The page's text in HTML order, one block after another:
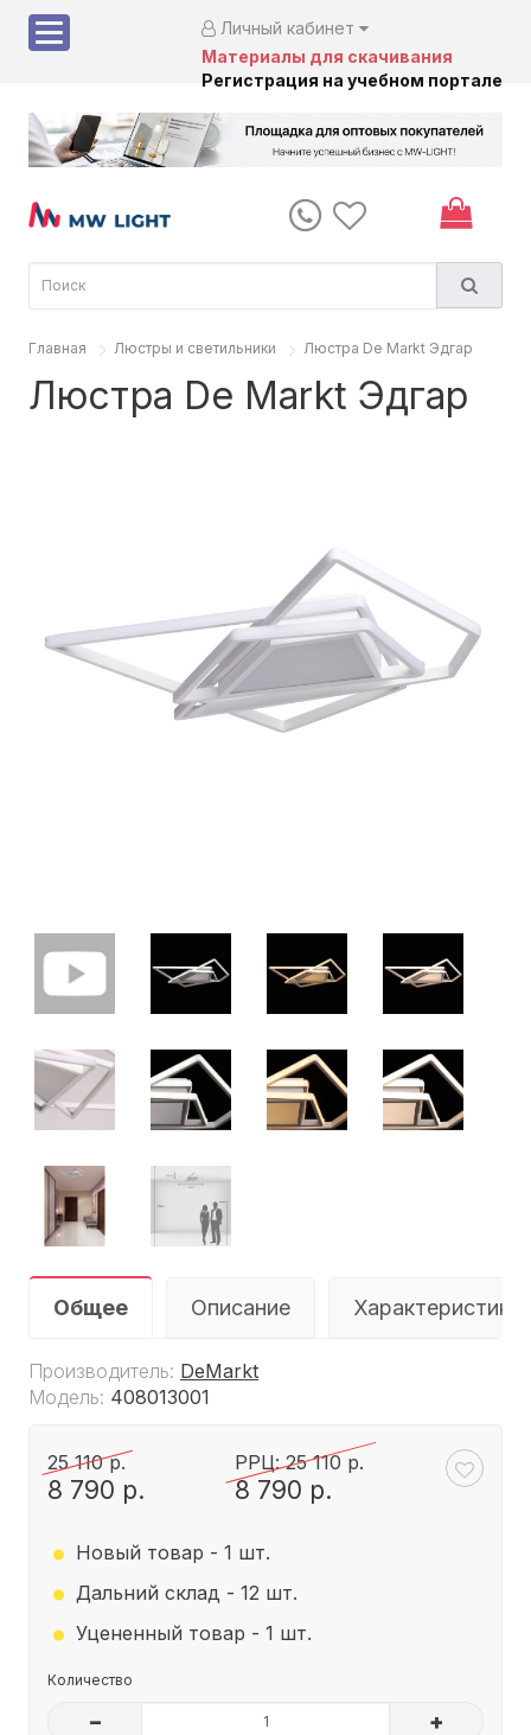
Личный кабинет
Материалы для скачивания
Регистрация на учебном портале
Главная Люстры и светильники Люстра De Markt Эдгар
Люстра De Markt Эдгар
Общее Описание Характеристики
Производитель: DeMarkt
Модель: 408013001
25 110 р.
8 790 р.
РРЦ: 25 110 р.
8 790 р.
. Новый товар - 1 шт.
. Дальний склад - 12 шт.
. Уцененный товар - 1 шт.
Количество
– +